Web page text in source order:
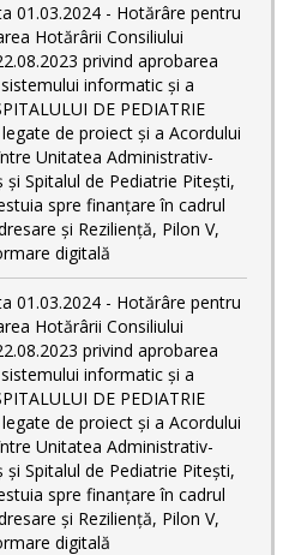
01.03.2024 - Hotărâre pentru
Hotărârii Consiliului
privind aprobarea
informatic și a
DE PEDIATRIE
de proiect și a Acordului
Unitatea Administrativ-
și Spitalul de Pediatrie Pitești,
spre finanțare în cadrul
și Reziliență, Pilon V,
digitală
01.03.2024 - Hotărâre pentru
Hotărârii Consiliului
privind aprobarea
informatic și a
DE PEDIATRIE
de proiect și a Acordului
Unitatea Administrativ-
și Spitalul de Pediatrie Pitești,
spre finanțare în cadrul
și Reziliență, Pilon V,
digitală